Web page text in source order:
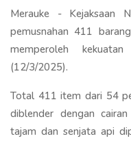
Merauke - Kejaksaan
pemusnahan 411
memperoleh
(12/3/2025).
Total 411 item dari 54
diblender dengan
tajam dan senjata api